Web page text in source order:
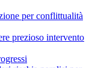
per conflittualità
prezioso intervento